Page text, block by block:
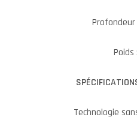
Poids
Technologie